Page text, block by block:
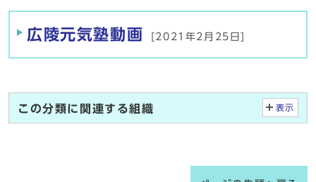
広陵元気塾動画 [2021年2月25日]
この分類に関連する組織 表示